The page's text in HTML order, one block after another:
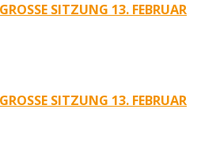
SITZUNG 13. FEBRUAR 2
SITZUNG 13. FEBRUAR 2